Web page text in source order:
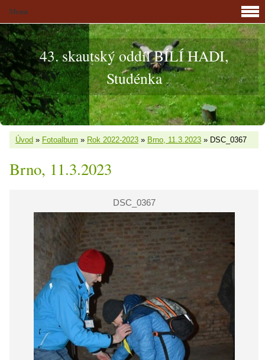
43. skautský oddíl BÍLÍ HADI,
Studénka
Úvod » Fotoalbum » Rok 2022-2023 » Brno, 11.3.2023 » DSC_0367
Brno, 11.3.2023
DSC_0367
Menu